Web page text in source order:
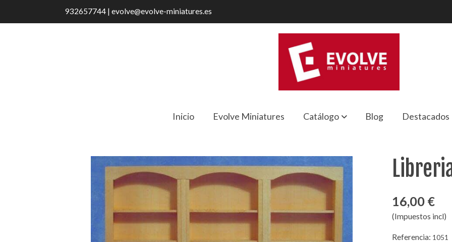
932657744 | evolve@evolve-miniatures.es
Inicio Evolve Miniatures Catálogo Blog Destacados
16,00 €
(Impuestos incl)
Referencia: 1051